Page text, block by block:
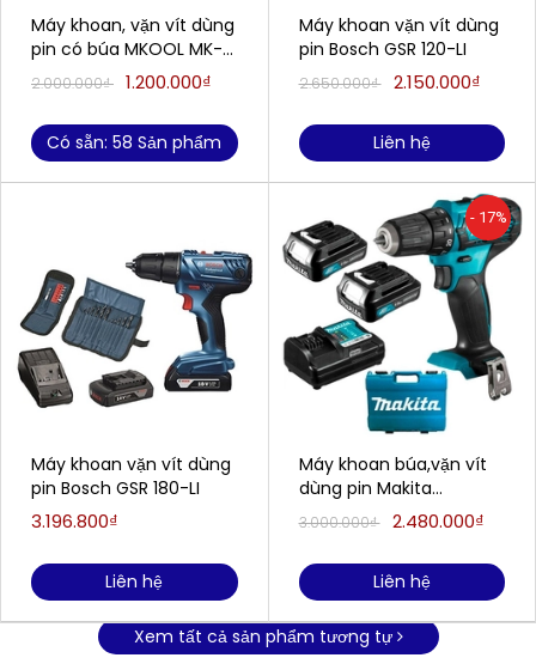
Máy khoan, vặn vít dùng
pin có búa MKOOL MK-
8016 (2 pin 24V, Siêu
hành 1 đổi 1)
2.000.000₫ 1.200.000₫
Có sẵn: 58 Sản phẩm
Máy khoan vặn vít dùng
pin Bosch GSR 180-LI
3.196.800₫
Liên hệ
Máy khoan vặn vít dùng
pin Bosch GSR 120-LI
2.650.000₫ 2.150.000₫
Liên hệ
- 17%
Máy khoan búa,vặn vít
dùng pin Makita
HP333DSYE (12V/1.5Ah)
3.000.000₫ 2.480.000₫
Liên hệ
Xem tất cả sản phẩm tương tự